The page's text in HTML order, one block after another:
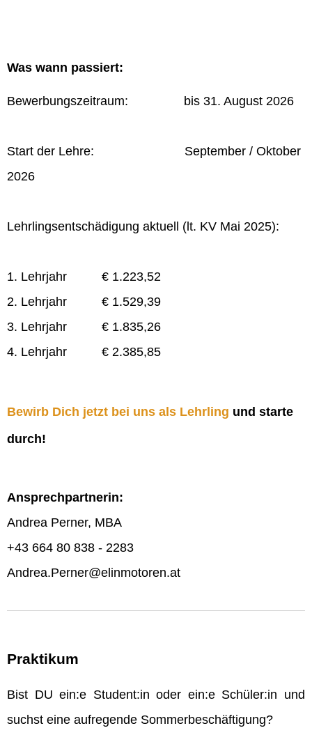
Was wann passiert:
Bewerbungszeitraum: bis 31. August 2026
Start der Lehre: September / Oktober
2026
Lehrlingsentschädigung aktuell (lt. KV Mai 2025):
1. Lehrjahr € 1.223,52
2. Lehrjahr € 1.529,39
3. Lehrjahr € 1.835,26
4. Lehrjahr € 2.385,85
Bewirb Dich jetzt bei uns als Lehrling und starte
durch!
Ansprechpartnerin:
Andrea Perner, MBA
+43 664 80 838 - 2283
Andrea.Perner@elinmotoren.at
Praktikum
Bist DU ein:e Student:in oder ein:e Schüler:in und
suchst eine aufregende Sommerbeschäftigung?